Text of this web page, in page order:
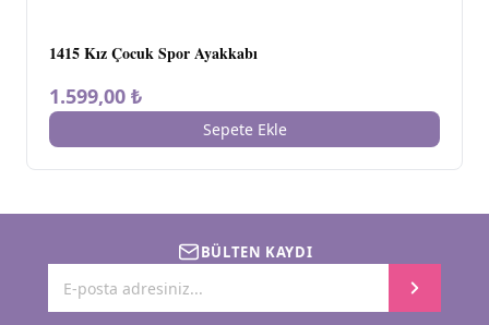
1415 Kız Çocuk Spor Ayakkabı
1.599,00 ₺
Sepete Ekle
BÜLTEN KAYDI